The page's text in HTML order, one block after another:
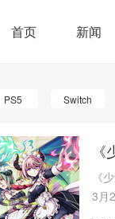
首页 新闻
PS5 Switch
《
3月